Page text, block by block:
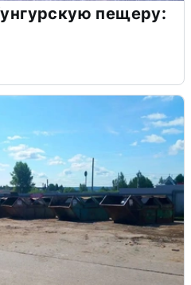
пещеру: